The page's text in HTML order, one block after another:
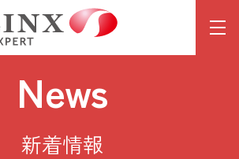
News
新着情報